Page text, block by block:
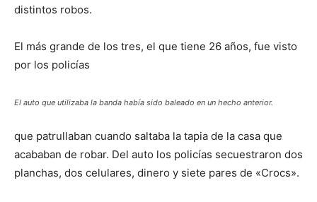
distintos robos.
El más grande de los tres, el que tiene 26 años, fue visto
por los policías
El auto que utilizaba la banda había sido baleado en un hecho anterior.
que patrullaban cuando saltaba la tapia de la casa que
acababan de robar. Del auto los policías secuestraron dos
planchas, dos celulares, dinero y siete pares de «Crocs».